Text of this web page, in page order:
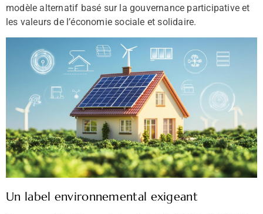
modèle alternatif basé sur la gouvernance participative et
les valeurs de l’économie sociale et solidaire.
Un label environnemental exigeant